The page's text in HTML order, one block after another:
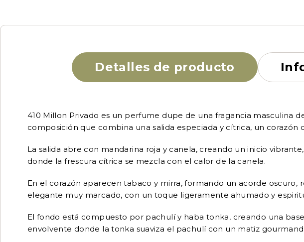
Detalles de producto
410 Millon Privado es un perfume dupe de una fragancia masculina
composición que combina una salida especiada y cítrica, un
La salida abre con mandarina roja y canela, creando un inicio
donde la frescura cítrica se mezcla con el calor de la canela.
En el corazón aparecen tabaco y mirra, formando un acorde oscuro,
elegante muy marcado, con un toque ligeramente ahumado y
El fondo está compuesto por pachulí y haba tonka, creando una
envolvente donde la tonka suaviza el pachulí con un matiz